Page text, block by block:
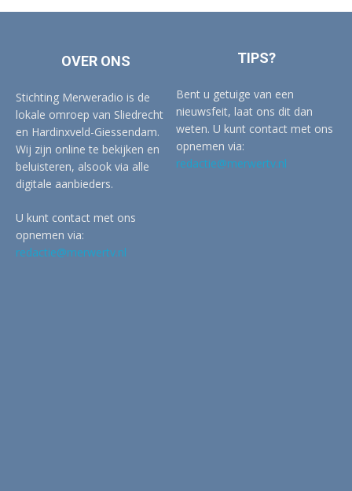
OVER ONS
Stichting Merweradio is de
lokale omroep van Sliedrecht
en Hardinxveld-Giessendam.
Wij zijn online te bekijken en
beluisteren, alsook via alle
digitale aanbieders.
U kunt contact met ons
opnemen via:
redactie@merwertv.nl
TIPS?
Bent u getuige van een
nieuwsfeit, laat ons dit dan
weten. U kunt contact met ons
opnemen via:
redactie@merwertv.nl